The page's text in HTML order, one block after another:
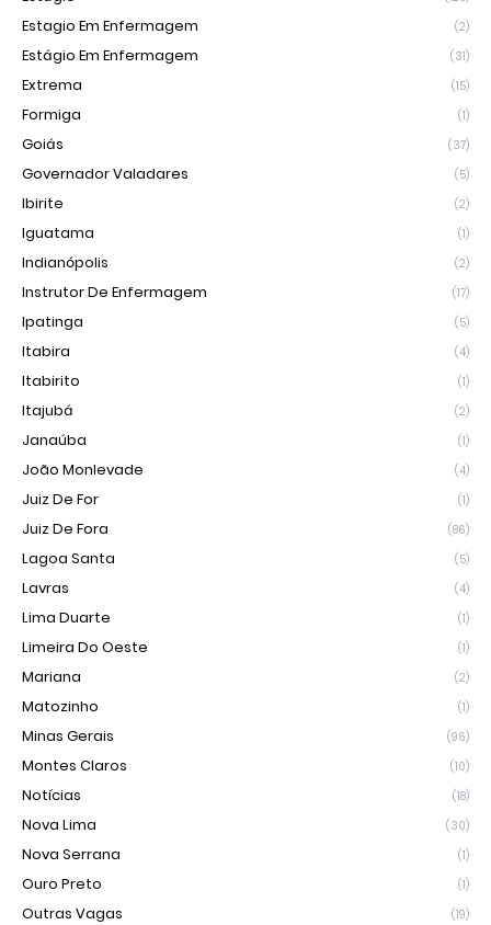
Estagio Em Enfermagem (2)
Estágio Em Enfermagem (31)
Extrema (15)
Formiga (1)
Goiás (37)
Governador Valadares (5)
Ibirite (2)
Iguatama (1)
Indianópolis (2)
Instrutor De Enfermagem (17)
Ipatinga (5)
Itabira (4)
Itabirito (1)
Itajubá (2)
Janaúba (1)
João Monlevade (4)
Juiz De For (1)
Juiz De Fora (86)
Lagoa Santa (5)
Lavras (4)
Lima Duarte (1)
Limeira Do Oeste (1)
Mariana (2)
Matozinho (1)
Minas Gerais (96)
Montes Claros (10)
Notícias (18)
Nova Lima (30)
Nova Serrana (1)
Ouro Preto (1)
Outras Vagas (19)